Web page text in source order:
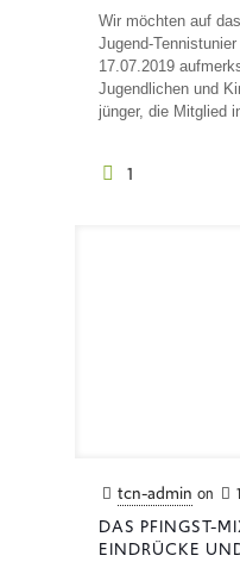
Wir möchten auf
Jugend-
17.07.2019
Jugendlichen und
jünger, die Mitglied
1
tcn-admin on
DAS PFINGST-
EINDRÜCKE